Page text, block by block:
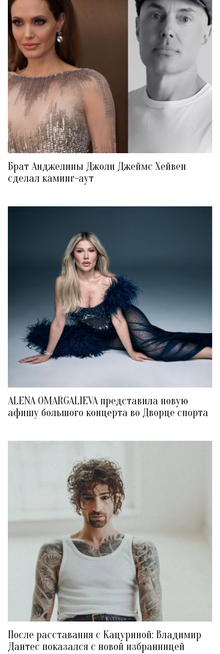
Брат Анджелины Джоли Джеймс Хейвен
сделал каминг-аут
ALENA OMARGALIEVA представила новую
афишу большого концерта во Дворце спорта
После расставания с Кацуриной: Владимир
Дантес показался с новой избранницей